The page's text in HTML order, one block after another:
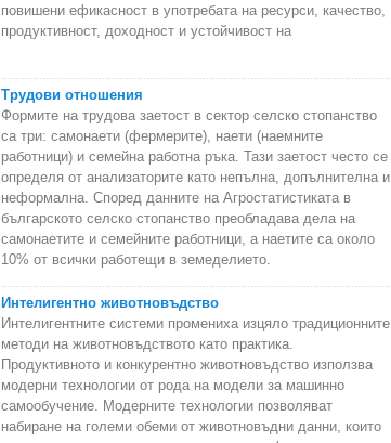
повишени ефикасност в употребата на ресурси, качество,
продуктивност, доходност и устойчивост на
Трудови отношения
Формите на трудова заетост в сектор селско стопанство
са три: самонаети (фермерите), наети (наемните
работници) и семейна работна ръка. Тази заетост често се
определя от анализаторите като непълна, допълнителна и
неформална. Според данните на Агростатистиката в
българското селско стопанство преобладава дела на
самонаетите и семейните работници, а наетите са около
10% от всички работещи в земеделието.
Интелигентно животновъдство
Интелигентните системи промениха изцяло традиционните
методи на животновъдството като практика.
Продуктивното и конкурентно животновъдство използва
модерни технологии от рода на модели за машинно
самообучение. Модерните технологии позволяват
набиране на големи обеми от животновъдни данни, които